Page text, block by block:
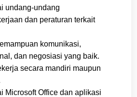
undang-undang
dan peraturan terkait
komunikasi,
dan negosiasi yang baik.
secara mandiri maupun
Microsoft Office dan aplikasi